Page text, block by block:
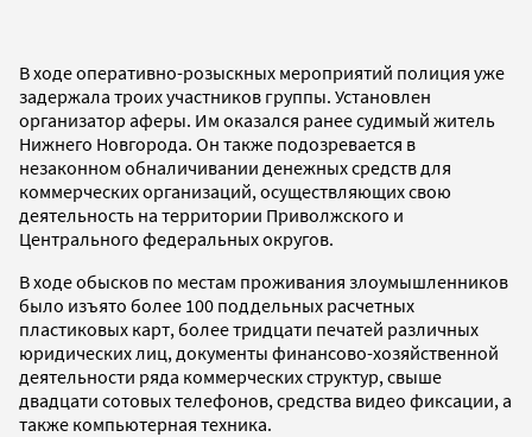
В ходе оперативно-розыскных мероприятий полиция уже
задержала троих участников группы. Установлен
организатор аферы. Им оказался ранее судимый житель
Нижнего Новгорода. Он также подозревается в
незаконном обналичивании денежных средств для
коммерческих организаций, осуществляющих свою
деятельность на территории Приволжского и
Центрального федеральных округов.
В ходе обысков по местам проживания злоумышленников
было изъято более 100 поддельных расчетных
пластиковых карт, более тридцати печатей различных
юридических лиц, документы финансово-хозяйственной
деятельности ряда коммерческих структур, свыше
двадцати сотовых телефонов, средства видео фиксации, а
также компьютерная техника.